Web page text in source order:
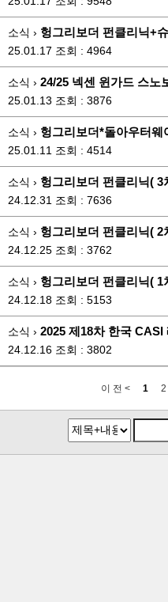
소식 › 헝그리보더 펀클리닉+
25.01.17 조회 : 4964
소식 › 24/25 넥센 윈가드 스노
25.01.13 조회 : 3876
소식 › 헝그리보더*돌아우터웨
25.01.11 조회 : 4514
소식 › 헝그리보더 펀클리닉( 3
24.12.31 조회 : 7636
소식 › 헝그리보더 펀클리닉( 2
24.12.25 조회 : 3762
소식 › 헝그리보더 펀클리닉( 1
24.12.18 조회 : 5153
소식 › 2025 제18차 한국 CASI
24.12.16 조회 : 3802
이 전 < 1 2